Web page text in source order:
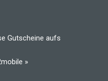
Gutscheine aufs
»